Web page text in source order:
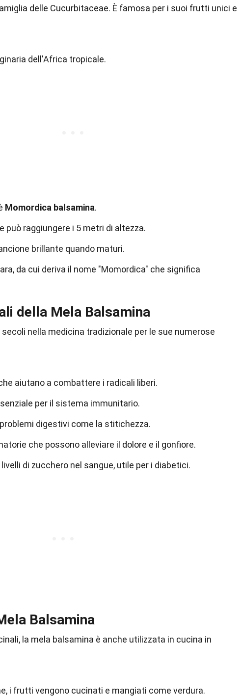
delle Cucurbitaceae. È famosa per i suoi frutti unici e
dell'Africa tropicale.
Momordica balsamina.
può raggiungere i 5 metri di altezza.
brillante quando maturi.
da cui deriva il nome "Momordica" che significa
della Mela Balsamina
nella medicina tradizionale per le sue numerose
aiutano a combattere i radicali liberi.
per il sistema immunitario.
digestivi come la stitichezza.
che possono alleviare il dolore e il gonfiore.
di zucchero nel sangue, utile per i diabetici.
Balsamina
la mela balsamina è anche utilizzata in cucina in
i frutti vengono cucinati e mangiati come verdura.